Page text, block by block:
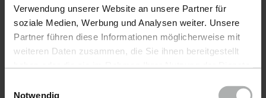
Verwendung unserer Website an unsere Partner für
soziale Medien, Werbung und Analysen weiter. Unsere
Partner führen diese Informationen möglicherweise mit
weiteren Daten zusammen, die Sie ihnen bereitgestellt
Einstellungen zu den Cookies finden Sie unter
Notwendig